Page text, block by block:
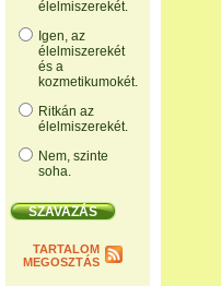
élelmiszerekét.
Igen, az
élelmiszerekét
és a
kozmetikumokét.
Ritkán az
élelmiszerekét.
Nem, szinte
soha.
TARTALOM
MEGOSZTÁS